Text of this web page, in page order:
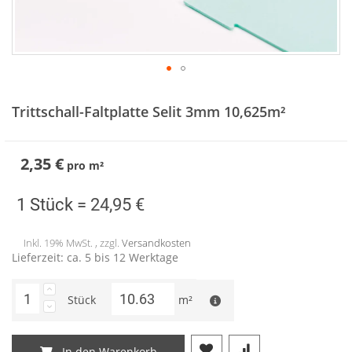
der
Trittschall-Faltplatte Selit 3mm 10,625m²
2,35 € pro m²
1 Stück = 24,95 €
Inkl. 19% MwSt. , zzgl. Versandkosten
Lieferzeit: ca. 5 bis 12 Werktage
Stück m²